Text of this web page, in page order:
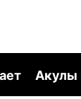
Акулы